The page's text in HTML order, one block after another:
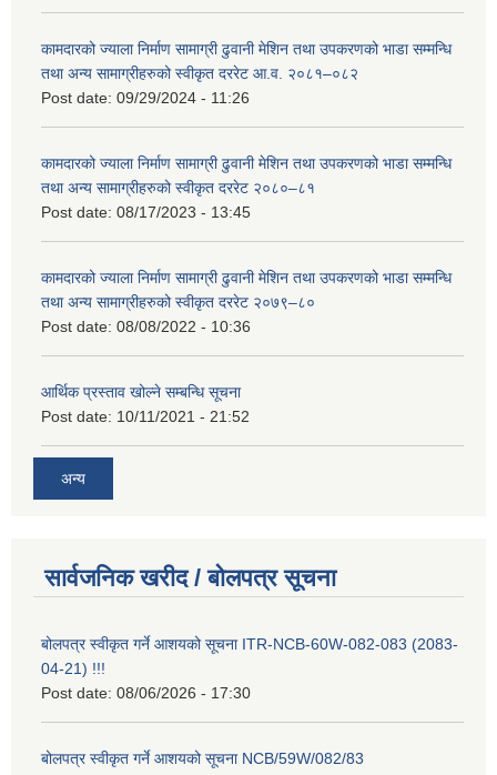
कामदारको ज्याला निर्माण सामाग्री ढुवानी मेशिन तथा उपकरणको भाडा सम्मन्धि
तथा अन्य सामाग्रीहरुको स्वीकृत दररेट आ.व. २०८१–०८२
Post date: 09/29/2024 - 11:26
कामदारको ज्याला निर्माण सामाग्री ढुवानी मेशिन तथा उपकरणको भाडा सम्मन्धि
तथा अन्य सामाग्रीहरुको स्वीकृत दररेट २०८०–८१
Post date: 08/17/2023 - 13:45
कामदारको ज्याला निर्माण सामाग्री ढुवानी मेशिन तथा उपकरणको भाडा सम्मन्धि
तथा अन्य सामाग्रीहरुको स्वीकृत दररेट २०७९–८०
Post date: 08/08/2022 - 10:36
आर्थिक प्रस्ताव खोल्ने सम्बन्धि सूचना
Post date: 10/11/2021 - 21:52
अन्य
सार्वजनिक खरीद / बोलपत्र सूचना
बोलपत्र स्वीकृत गर्ने आशयको सूचना ITR-NCB-60W-082-083 (2083-
04-21) !!!
Post date: 08/06/2026 - 17:30
बोलपत्र स्वीकृत गर्ने आशयको सूचना NCB/59W/082/83